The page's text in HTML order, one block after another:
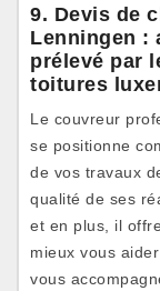
9. Devis de
Lenningen :
prélevé par
toitures
Le couvreur
se positionne
de vos travaux
qualité de ses
et en plus, il
mieux vous
vous